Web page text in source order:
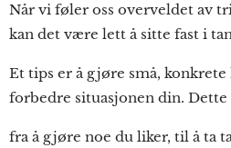
Når vi føler oss overveldet av
kan det være lett å sitte fast i
Et tips er å gjøre små,
forbedre situasjonen din.
fra å gjøre noe du liker, til å ta